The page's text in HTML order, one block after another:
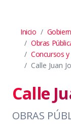
Inicio
Obras
Concursos
Calle Juan
Calle
OBRAS